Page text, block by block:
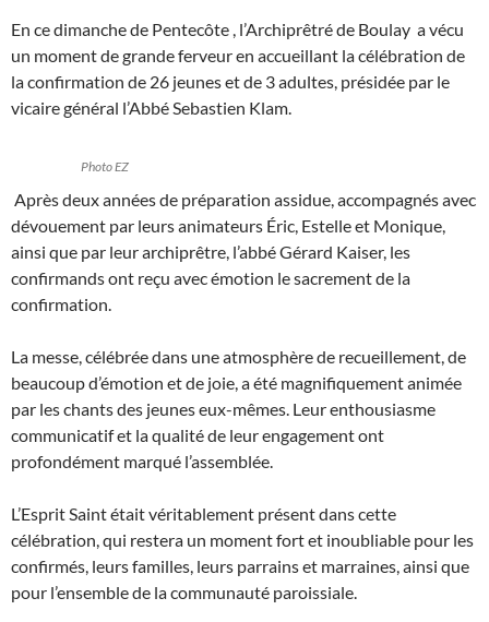
En ce dimanche de Pentecôte , l’Archiprêtré de Boulay a vécu
un moment de grande ferveur en accueillant la célébration de
la confirmation de 26 jeunes et de 3 adultes, présidée par le
vicaire général l’Abbé Sebastien Klam.
Photo EZ
Après deux années de préparation assidue, accompagnés avec
dévouement par leurs animateurs Éric, Estelle et Monique,
ainsi que par leur archiprêtre, l’abbé Gérard Kaiser, les
confirmands ont reçu avec émotion le sacrement de la
confirmation.
La messe, célébrée dans une atmosphère de recueillement, de
beaucoup d’émotion et de joie, a été magnifiquement animée
par les chants des jeunes eux-mêmes. Leur enthousiasme
communicatif et la qualité de leur engagement ont
profondément marqué l’assemblée.
L’Esprit Saint était véritablement présent dans cette
célébration, qui restera un moment fort et inoubliable pour les
confirmés, leurs familles, leurs parrains et marraines, ainsi que
pour l’ensemble de la communauté paroissiale.